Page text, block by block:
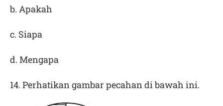
b. Apakah
c. Siapa
d. Mengapa
14. Perhatikan gambar pecahan di bawah ini.